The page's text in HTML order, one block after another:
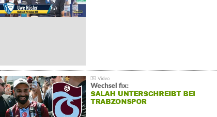
Wechsel fix:
SALAH UNTERSCHREIBT BEI
TRABZONSPOR